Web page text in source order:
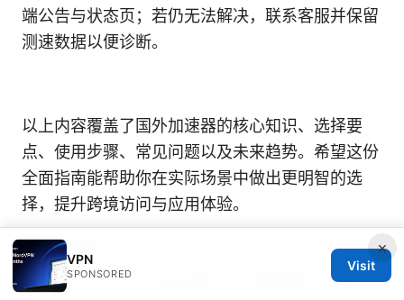
端公告与状态页；若仍无法解决，联系客服并保留
测速数据以便诊断。
以上内容覆盖了国外加速器的核心知识、选择要
点、使用步骤、常见问题以及未来趋势。希望这份
全面指南能帮助你在实际场景中做出更明智的选
择，提升跨境访问与应用体验。
Sources:
机场 github VPN 使用指南：在受限网络下访问
×
VPN
SPONSORED
Visit